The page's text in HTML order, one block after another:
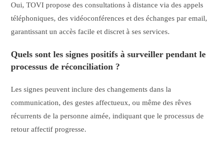
Oui, TOVI propose des consultations à distance via des appels
téléphoniques, des vidéoconférences et des échanges par email,
garantissant un accès facile et discret à ses services.
Quels sont les signes positifs à surveiller pendant le
processus de réconciliation ?
Les signes peuvent inclure des changements dans la
communication, des gestes affectueux, ou même des rêves
récurrents de la personne aimée, indiquant que le processus de
retour affectif progresse.